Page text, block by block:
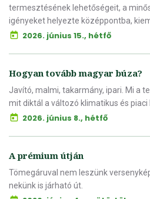
termesztésének lehetőségeit, a
igényeket helyezte középpontba,
2026. június 15., hétfő
Hogyan tovább magyar búza?
Javító, malmi, takarmány, ipari. Mi a
mit diktál a változó klimatikus és piaci
2026. június 8., hétfő
A prémium útján
Tömegáruval nem leszünk
nekünk is járható út.